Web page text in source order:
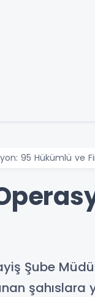
95 Hükümlü ve
Şube